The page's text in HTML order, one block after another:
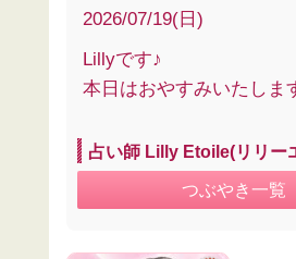
2026/07/19(日)
Lillyです♪
本日はおやすみいたしま
占い師 Lilly Etoile(リリー
つぶやき一覧